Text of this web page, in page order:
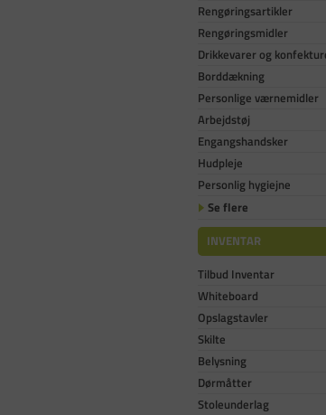
Rengøringsartikler
Rengøringsmidler
Drikkevarer og
Borddækning
Personlige værnemidler
Arbejdstøj
Engangshandsker
Hudpleje
Personlig hygiejne
Se flere
INVENTAR
Tilbud Inventar
Whiteboard
Opslagstavler
Skilte
Belysning
Dørmåtter
Stoleunderlag